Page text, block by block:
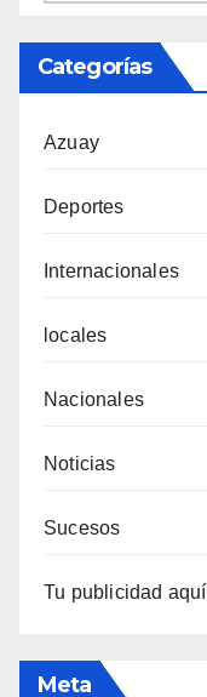
Categorías
Azuay
Deportes
Internacionales
locales
Nacionales
Noticias
Sucesos
Tu publicidad aquí
Meta